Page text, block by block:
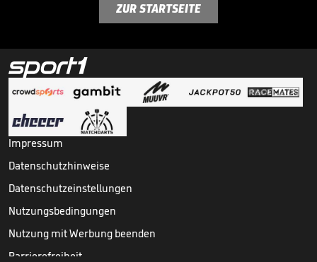
ZUR STARTSEITE
Impressum
Datenschutzhinweise
Datenschutzeinstellungen
Nutzungsbedingungen
Nutzung mit Werbung beenden
Barrierefreiheit